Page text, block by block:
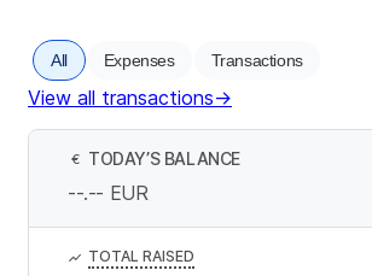
All Expenses Transactions
View all transactions→
€ TODAY’S BALANCE
--.-- EUR
TOTAL RAISED